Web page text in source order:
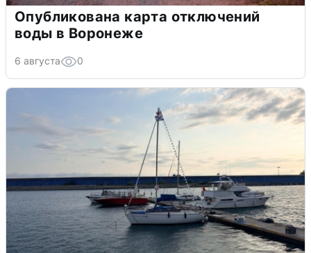
Опубликована карта отключений
воды в Воронеже
6 августа 0